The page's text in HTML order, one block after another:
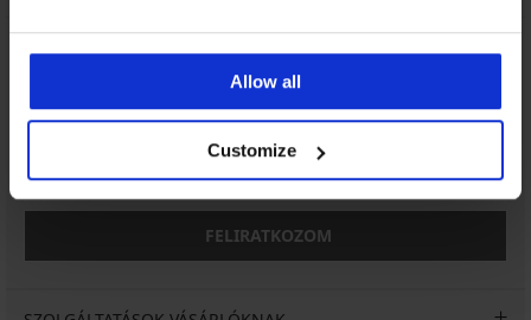
Allow all
Customize
Hírlevél
FELIRATKOZOM